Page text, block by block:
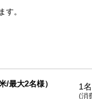
。
/最大2名様） 1
(消